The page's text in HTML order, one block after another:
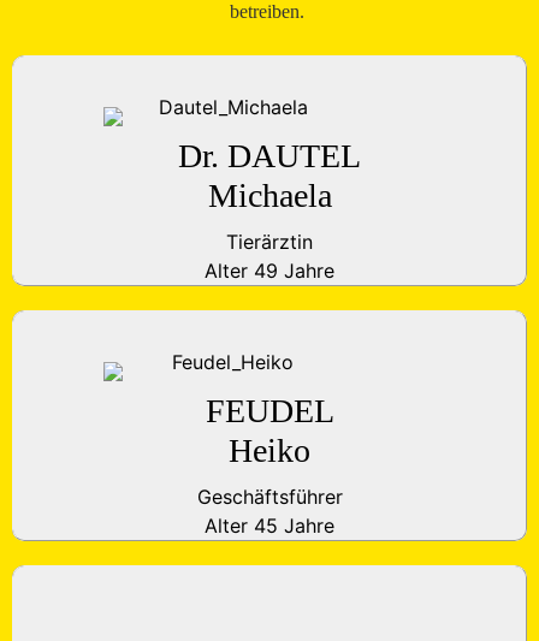
betreiben.
Dr. DAUTEL
Michaela
Tierärztin
Alter 49 Jahre
FEUDEL
Heiko
Geschäftsführer
Alter 45 Jahre